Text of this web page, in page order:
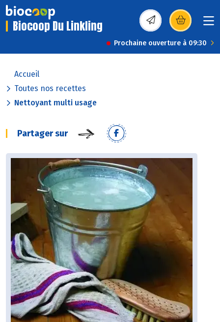
Biocoop Du Linkling (s’ouvre dans une
Prochaine ouverture à 09:30
Accueil
Toutes nos recettes
Nettoyant multi usage
Partager sur